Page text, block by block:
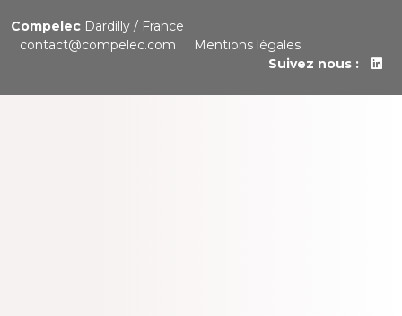
Compelec Dardilly / France
contact@compelec.com
Mentions légales
Suivez nous :